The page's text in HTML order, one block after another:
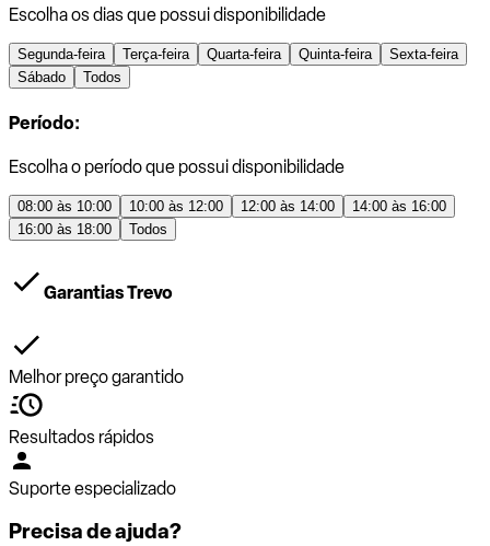
Escolha os dias que possui disponibilidade
Segunda-feira Terça-feira Quarta-feira Quinta-feira
Sexta-feira
Sábado
Todos
Período:
Escolha o período que possui disponibilidade
08:00 às 10:00 10:00 às 12:00 12:00 às 14:00
14:00 às 16:00
16:00 às 18:00
Todos
Garantias Trevo
Melhor preço garantido
Resultados rápidos
Suporte especializado
Precisa de ajuda?